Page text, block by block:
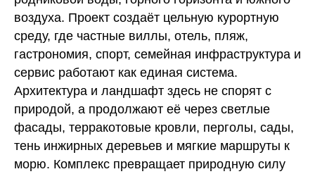
воздуха. Проект создаёт цельную курортную
среду, где частные виллы, отель, пляж,
гастрономия, спорт, семейная инфраструктура и
сервис работают как единая система.
Архитектура и ландшафт здесь не спорят с
природой, а продолжают её через светлые
фасады, терракотовые кровли, перголы, сады,
тень инжирных деревьев и мягкие маршруты к
морю. Комплекс превращает природную силу